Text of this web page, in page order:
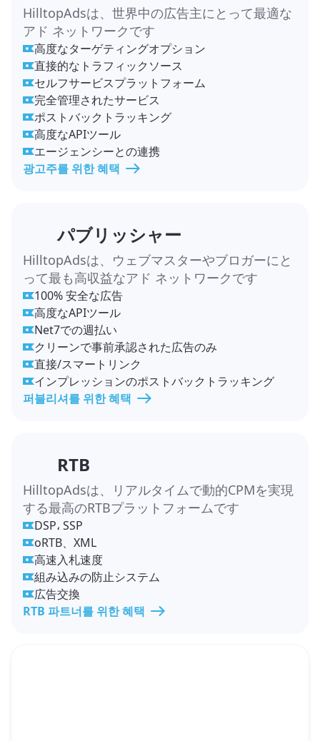
HilltopAdsは、世界中の広告主にとって最適な
アド ネットワークです
高度なターゲティングオプション
直接的なトラフィックソース
セルフサービスプラットフォーム
完全管理されたサービス
ポストバックトラッキング
高度なAPIツール
エージェンシーとの連携
광고주를 위한 혜택
パブリッシャー
HilltopAdsは、ウェブマスターやブロガーにと
って最も高収益なアド ネットワークです
100% 安全な広告
高度なAPIツール
Net7での週払い
クリーンで事前承認された広告のみ
直接/スマートリンク
インプレッションのポストバックトラッキング
퍼블리셔를 위한 혜택
RTB
HilltopAdsは、リアルタイムで動的CPMを実現
する最高のRTBプラットフォームです
DSP، SSP
oRTB、XML
高速入札速度
組み込みの防止システム
広告交換
RTB 파트너를 위한 혜택